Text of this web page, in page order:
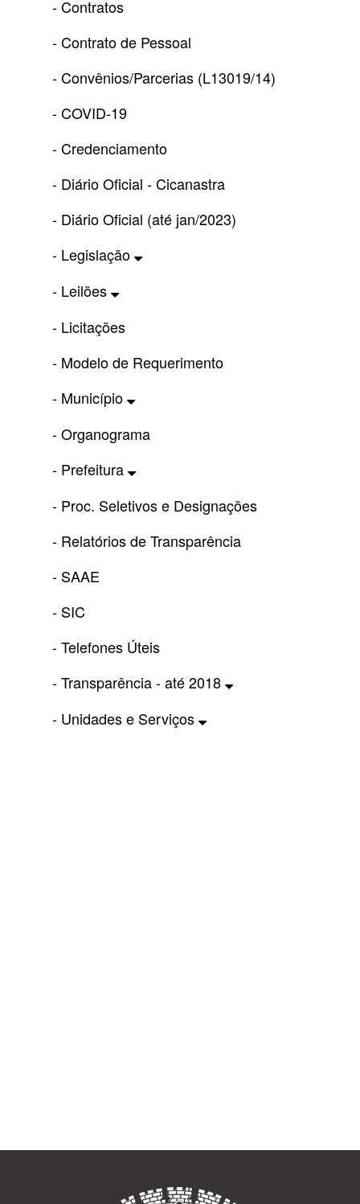
- Contratos
- Contrato de Pessoal
- Convênios/Parcerias (L13019/14)
- COVID-19
- Credenciamento
- Diário Oficial - Cicanastra
- Diário Oficial (até jan/2023)
- Legislação
- Leilões
- Licitações
- Modelo de Requerimento
- Município
- Organograma
- Prefeitura
- Proc. Seletivos e Designações
- Relatórios de Transparência
- SAAE
- SIC
- Telefones Úteis
- Transparência - até 2018
- Unidades e Serviços